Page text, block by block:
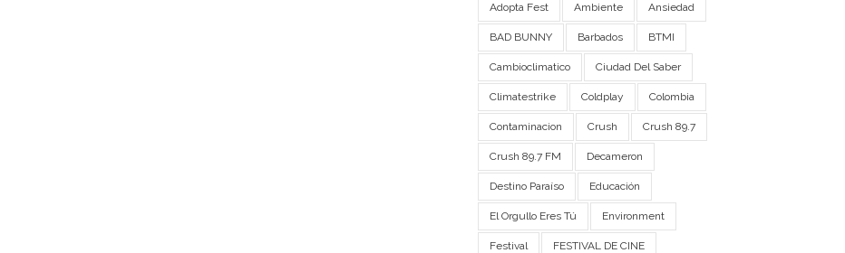
Adopta Fest Ambiente Ansiedad
BAD BUNNY Barbados BTMI
Cambioclimatico Ciudad Del Saber
Climatestrike Coldplay Colombia
Contaminacion Crush Crush 89.7
Crush 89.7 FM Decameron
Destino Paraíso Educación
El Orgullo Eres Tú Environment
Festival FESTIVAL DE CINE